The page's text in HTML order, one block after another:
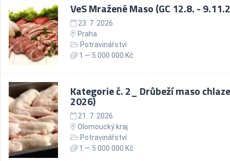
VeS Mražené Maso (GC 12.8. -
23. 7. 2026
Praha
Potravinářství
1 — 5 000 000 Kč
Kategorie č. 2_ Drůbeží maso
2026)
21. 7. 2026
Olomoucký kraj
Potravinářství
1 — 5 000 000 Kč